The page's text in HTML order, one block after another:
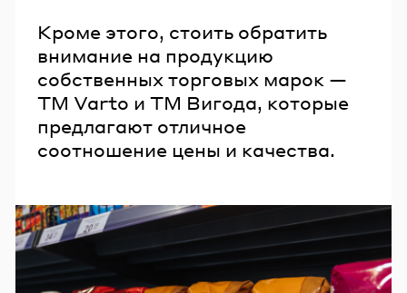
Кроме этого, стоить обратить
внимание на продукцию
собственных торговых марок —
ТМ Varto и ТМ Вигода, которые
предлагают отличное
соотношение цены и качества.